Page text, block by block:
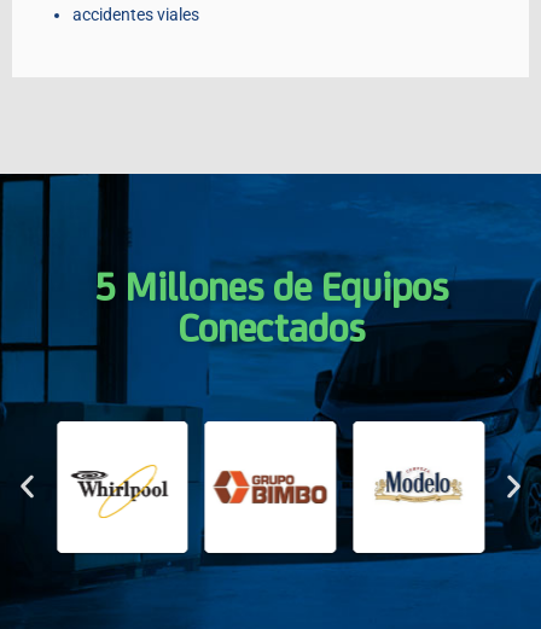
accidentes viales
5 Millones de Equipos
Conectados